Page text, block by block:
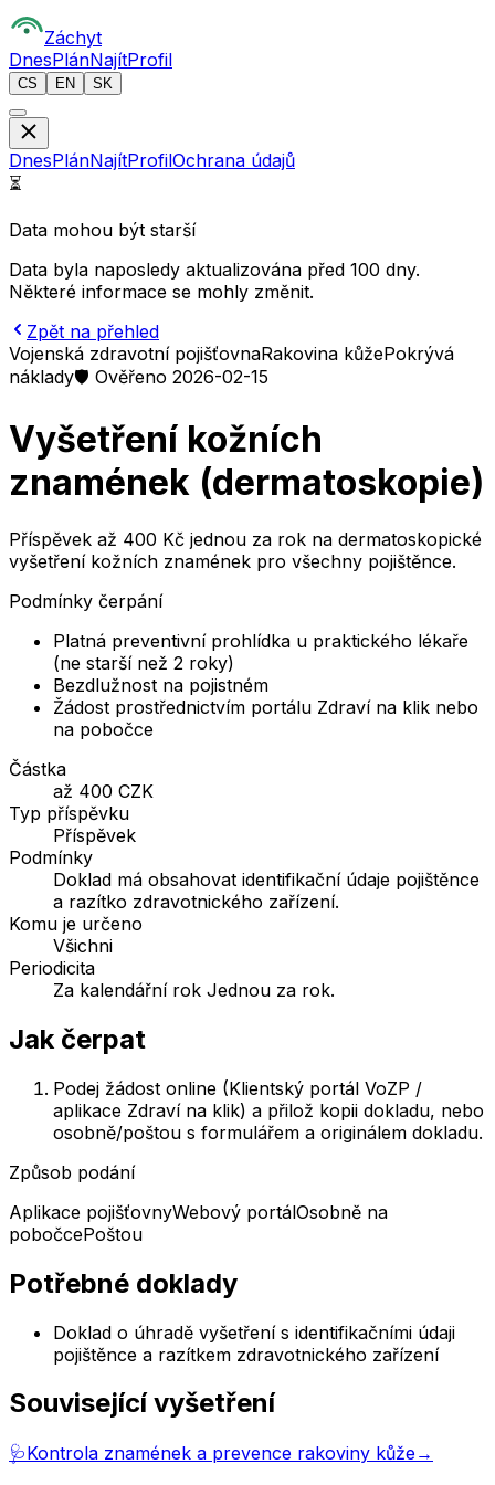
Záchyt
DnesPlánNajítProfil
CS EN SK
DnesPlánNajítProfilOchrana údajů
⏳
Data mohou být starší
Data byla naposledy aktualizována před 100 dny.
Některé informace se mohly změnit.
Zpět na přehled
Vojenská zdravotní pojišťovnaRakovina kůžePokrývá
náklady🛡️ Ověřeno 2026-02-15
Vyšetření kožních
znamének (dermatoskopie)
Příspěvek až 400 Kč jednou za rok na dermatoskopické
vyšetření kožních znamének pro všechny pojištěnce.
Podmínky čerpání
Platná preventivní prohlídka u praktického lékaře
(ne starší než 2 roky)
Bezdlužnost na pojistném
Žádost prostřednictvím portálu Zdraví na klik nebo
na pobočce
Částka
až 400 CZK
Typ příspěvku
Příspěvek
Podmínky
Doklad má obsahovat identifikační údaje pojištěnce
a razítko zdravotnického zařízení.
Komu je určeno
Všichni
Periodicita
Za kalendářní rok Jednou za rok.
Jak čerpat
Podej žádost online (Klientský portál VoZP /
aplikace Zdraví na klik) a přilož kopii dokladu, nebo
osobně/poštou s formulářem a originálem dokladu.
Způsob podání
Aplikace pojišťovnyWebový portálOsobně na
pobočcePoštou
Potřebné doklady
Doklad o úhradě vyšetření s identifikačními údaji
pojištěnce a razítkem zdravotnického zařízení
Související vyšetření
🩺Kontrola znamének a prevence rakoviny kůže→